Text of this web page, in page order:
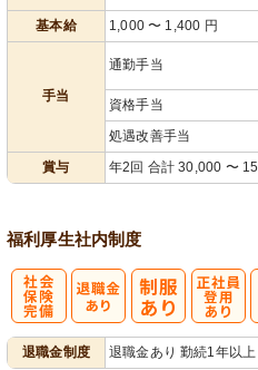
基本給 1,000 〜 1,400 円
手当
通勤手当
資格手当
処遇改善手当
賞与
年2回 合計 30,000 〜
福利厚生社内制度
退職金制度 退職金あり 勤続1年以上